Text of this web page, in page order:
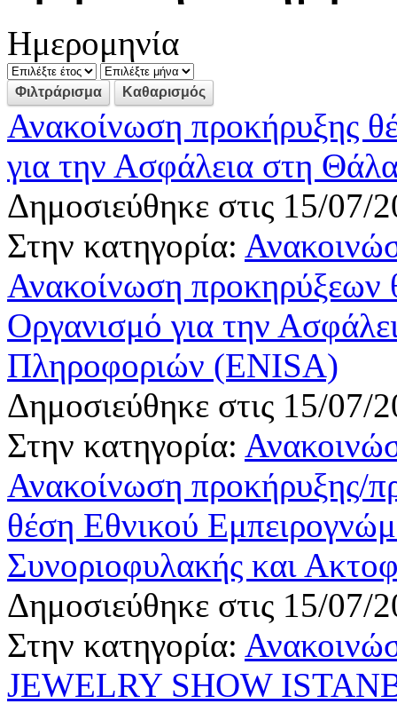
Ημερομηνία
Ανακοίνωση προκήρυξης
για την Ασφάλεια στη
Δημοσιεύθηκε στις 15/07/
Στην κατηγορία:
Ανακοίνωση προκηρύξεων
Οργανισμό για την
Πληροφοριών (ENISA)
Δημοσιεύθηκε στις 15/07/
Στην κατηγορία:
Ανακοίνωση προκήρυξης/
θέση Εθνικού
Συνοριοφυλακής και
Δημοσιεύθηκε στις 15/07/
Στην κατηγορία:
JEWELRY SHOW